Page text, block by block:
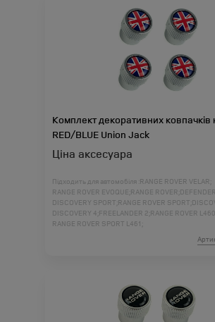
Комплект декоративних ковпачків
RED/BLUE Union Jack
Ціна аксесуара
Підходить для автомобіля : RANGE ROVER VELAR;
RANGE ROVER EVOQUE; RANGE ROVER; DEFENDER;
DISCOVERY SPORT; RANGE ROVER SPORT;
DISCOVERY 4; FREELANDER 2; RANGE ROVER L460;
RANGE ROVER SPORT L461;